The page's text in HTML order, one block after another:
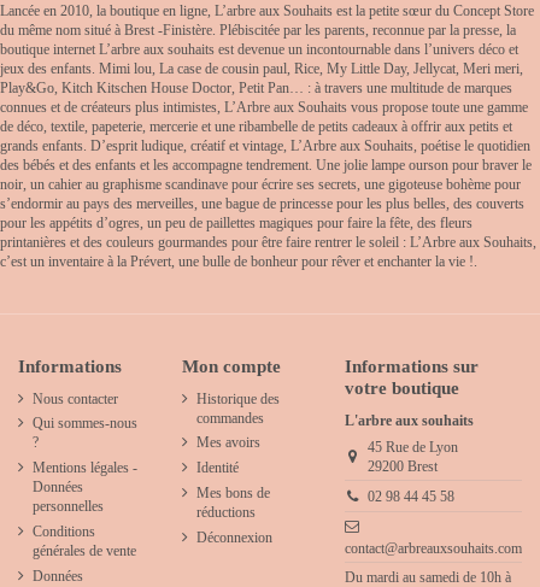
Lancée en 2010, la boutique en ligne, L’arbre aux Souhaits est la petite sœur du Concept Store
du même nom situé à Brest -Finistère. Plébiscitée par les parents, reconnue par la presse, la
boutique internet L’arbre aux souhaits est devenue un incontournable dans l’univers déco et
jeux des enfants. Mimi lou, La case de cousin paul, Rice, My Little Day, Jellycat, Meri meri,
Play&Go, Kitch Kitschen House Doctor, Petit Pan… : à travers une multitude de marques
connues et de créateurs plus intimistes, L’Arbre aux Souhaits vous propose toute une gamme
de déco, textile, papeterie, mercerie et une ribambelle de petits cadeaux à offrir aux petits et
grands enfants. D’esprit ludique, créatif et vintage, L’Arbre aux Souhaits, poétise le quotidien
des bébés et des enfants et les accompagne tendrement. Une jolie lampe ourson pour braver le
noir, un cahier au graphisme scandinave pour écrire ses secrets, une gigoteuse bohème pour
s’endormir au pays des merveilles, une bague de princesse pour les plus belles, des couverts
pour les appétits d’ogres, un peu de paillettes magiques pour faire la fête, des fleurs
printanières et des couleurs gourmandes pour être faire rentrer le soleil : L’Arbre aux Souhaits,
c’est un inventaire à la Prévert, une bulle de bonheur pour rêver et enchanter la vie !.
Informations
Nous contacter
Qui sommes-nous
?
Mentions légales -
Données
personnelles
Conditions
générales de vente
Données
Mon compte
Historique des
commandes
Mes avoirs
Identité
Mes bons de
réductions
Déconnexion
Informations sur
votre boutique
L'arbre aux souhaits
45 Rue de Lyon
29200 Brest
02 98 44 45 58
contact@arbreauxsouhaits.com
Du mardi au samedi de 10h à